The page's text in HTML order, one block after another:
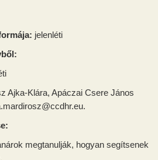
jelenléti
Ajka-Klára, Apáczai Csere János
megtanulják, hogyan segítsenek